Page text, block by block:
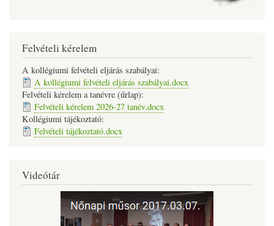
Felvételi kérelem
A kollégiumi felvételi eljárás szabályai:
A kollégiumi felvételi eljárás szabályai.docx
Felvételi kérelem a tanévre (űrlap):
Felvételi kérelem 2026-27 tanév.docx
Kollégiumi tájékoztató:
Felvételi tájékoztató.docx
Videótár